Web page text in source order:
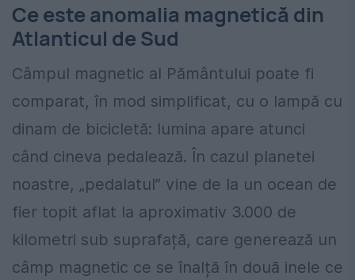
Ce este anomalia magnetică din
Atlanticul de Sud
Câmpul magnetic al Pământului poate fi
comparat, în mod simplificat, cu o lampă cu
dinam de bicicletă: lumina apare atunci
când cineva pedalează. În cazul planetei
noastre, „pedalatul” vine de la un ocean de
fier topit aflat la aproximativ 3.000 de
kilometri sub suprafață, care generează un
câmp magnetic ce se înalță în două inele ce